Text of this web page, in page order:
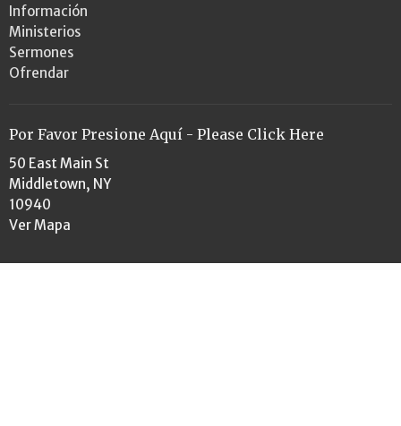
Información
Ministerios
Sermones
Ofrendar
Por Favor Presione Aquí - Please Click Here
50 East Main St
Middletown, NY
10940
Ver Mapa